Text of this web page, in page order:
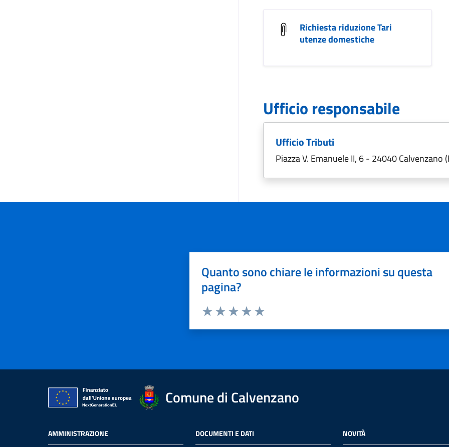
Richiesta riduzione Tari
utenze domestiche
Ufficio responsabile
Ufficio Tributi
Piazza V. Emanuele II, 6 - 24040 Calvenzano
Quanto sono chiare le informazioni su questa
pagina?
Comune di Calvenzano
AMMINISTRAZIONE DOCUMENTI E DATI NOVITÀ